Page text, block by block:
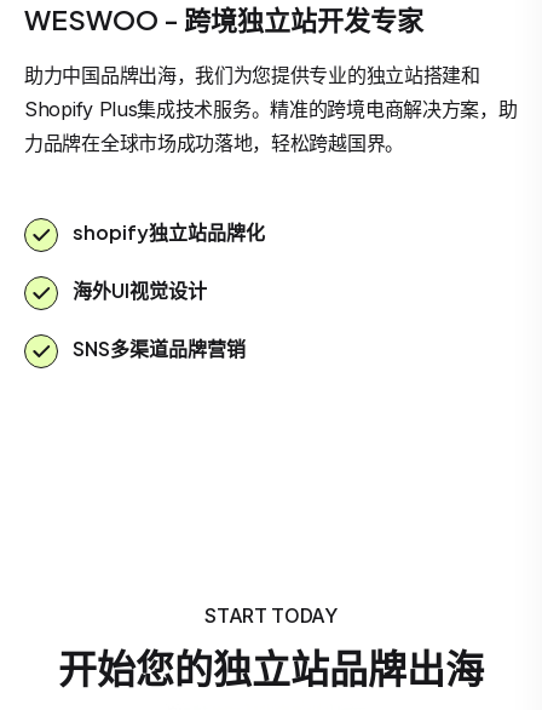
WESWOO - 跨境独立站开发专家
助力中国品牌出海，我们为您提供专业的独立站搭建和
Shopify Plus集成技术服务。精准的跨境电商解决方案，助
力品牌在全球市场成功落地，轻松跨越国界。
shopify独立站品牌化
海外UI视觉设计
SNS多渠道品牌营销
START TODAY
开始您的独立站品牌出海